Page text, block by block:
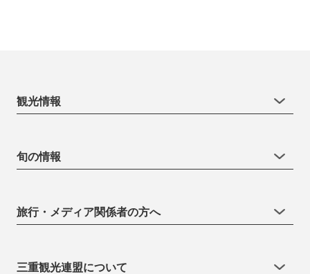
観光情報
旬の情報
旅行・メディア関係者の方へ
三重観光連盟について